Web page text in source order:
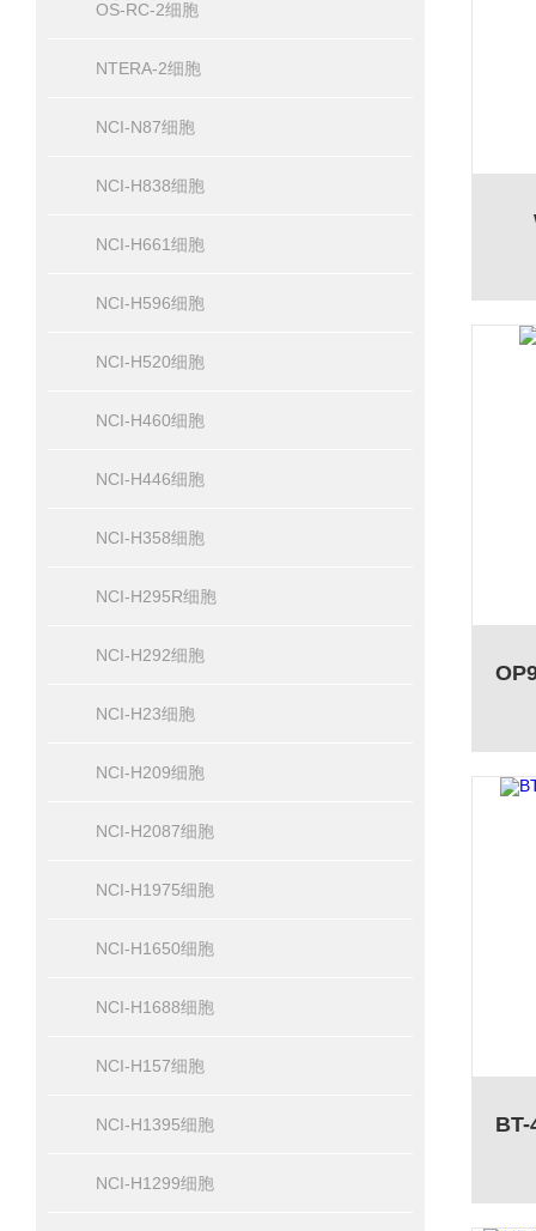
OS-RC-2细胞
NTERA-2细胞
NCI-N87细胞
NCI-H838细胞
NCI-H661细胞
NCI-H596细胞
NCI-H520细胞
NCI-H460细胞
NCI-H446细胞
NCI-H358细胞
NCI-H295R细胞
NCI-H292细胞
NCI-H23细胞
NCI-H209细胞
NCI-H2087细胞
NCI-H1975细胞
NCI-H1650细胞
NCI-H1688细胞
NCI-H157细胞
NCI-H1395细胞
NCI-H1299细胞